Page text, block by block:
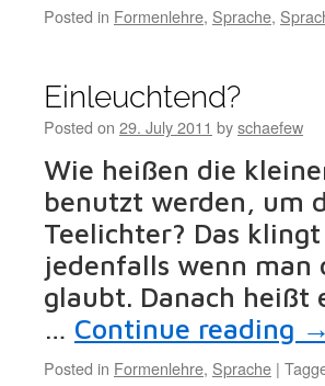
Posted in Formenlehre, Sprache,
Einleuchtend?
Posted on 29. July 2011 byschaefew
Wie heißen die
benutzt werden, um
Teelichter? Das
jedenfalls wenn man
glaubt. Danach heißt
… Continue reading →
Posted in Formenlehre, Sprache |